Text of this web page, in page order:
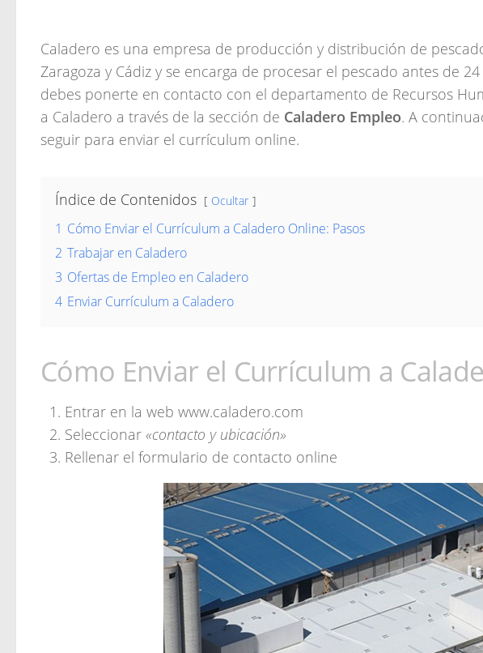
Caladero es una empresa de producción y distribución de
Zaragoza y Cádiz y se encarga de procesar el pescado antes de
debes ponerte en contacto con el departamento de Recursos
a Caladero a través de la sección de Caladero Empleo. A
seguir para enviar el currículum online.
Índice de Contenidos Ocultar
1 Cómo Enviar el Currículum a Caladero Online: Pasos
2 Trabajar en Caladero
3 Ofertas de Empleo en Caladero
4 Enviar Currículum a Caladero
Cómo Enviar el Currículum a
Entrar en la web www.caladero.com
Seleccionar «contacto y ubicación»
Rellenar el formulario de contacto online